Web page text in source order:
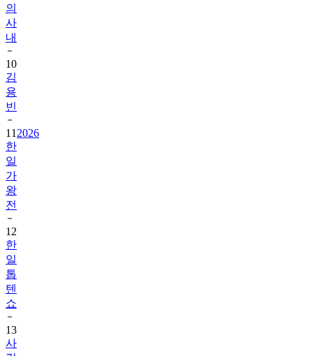
의
사
내
10
김
용
빈
11 2026
한
일
가
왕
전
12
한
일
톱
텐
쇼
13
사